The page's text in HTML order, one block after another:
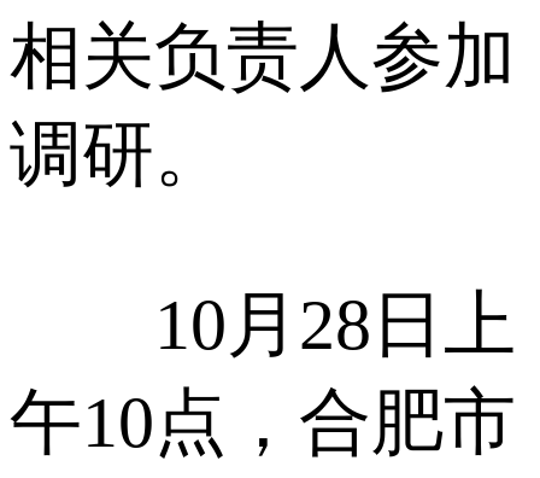
相关负责人参加
调研。
10月28日上
午10点，合肥市